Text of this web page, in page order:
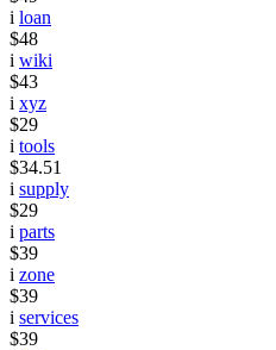
i loan
$48
i wiki
$43
i xyz
$29
i tools
$34.51
i supply
$29
i parts
$39
i zone
$39
i services
$39